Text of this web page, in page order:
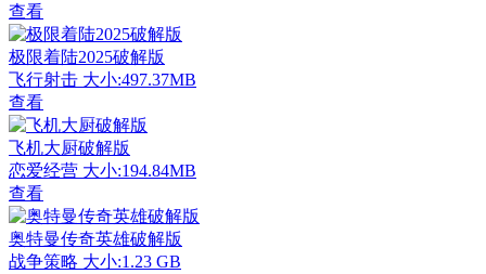
查看
极限着陆2025破解版
飞行射击 大小:497.37MB
查看
飞机大厨破解版
恋爱经营 大小:194.84MB
查看
奥特曼传奇英雄破解版
战争策略 大小:1.23 GB